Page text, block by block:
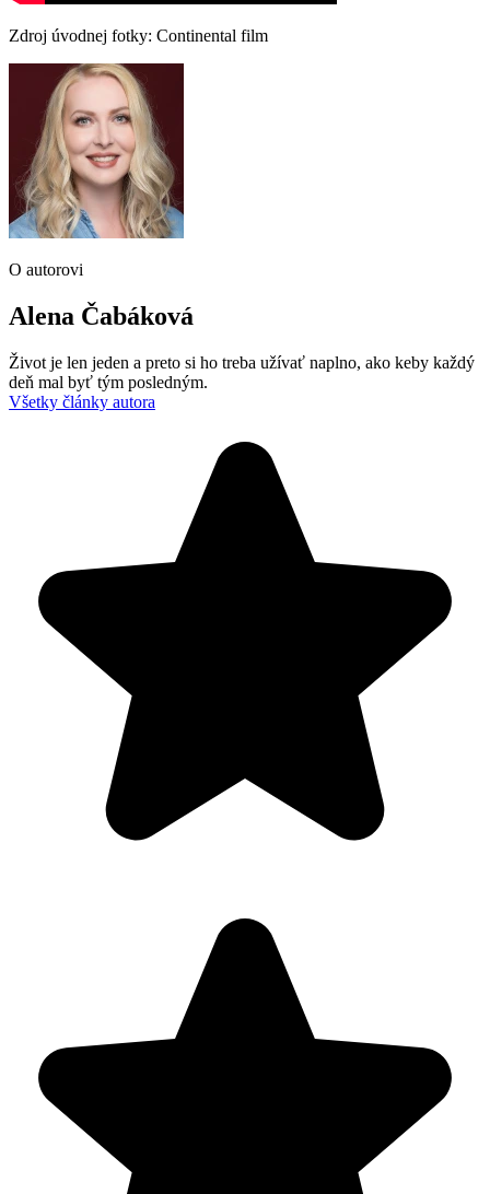
Zdroj úvodnej fotky: Continental film
O autorovi
Alena Čabáková
Život je len jeden a preto si ho treba užívať naplno, ako keby každý
deň mal byť tým posledným.
Všetky články autora